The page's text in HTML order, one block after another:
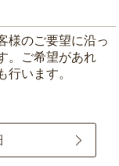
様のご要望に沿っ
。ご希望があれ
行います。